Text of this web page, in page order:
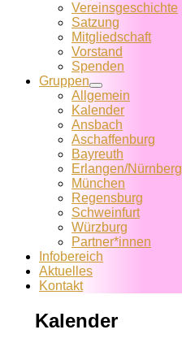
Vereins­geschichte
Satzung
Mitglied­schaft
Vorstand
Spenden
Gruppen
Allgemein
Kalender
Ansbach
Aschaffenburg
Bayreuth
Erlangen/Nürnberg
München
Regensburg
Schweinfurt
Würzburg
Partner*innen
Infobereich
Aktuelles
Kontakt
Kalender